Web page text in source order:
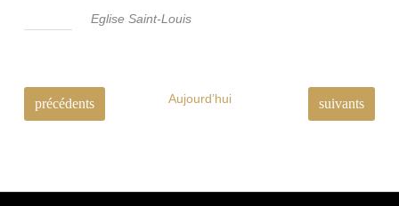
Eglise Saint-Louis
Évènements
précédents Aujourd’hui Évènements
suivants